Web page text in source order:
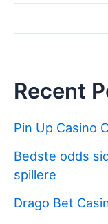
Recent
Pin Up Casino
Bedste odds
spillere
Drago Bet